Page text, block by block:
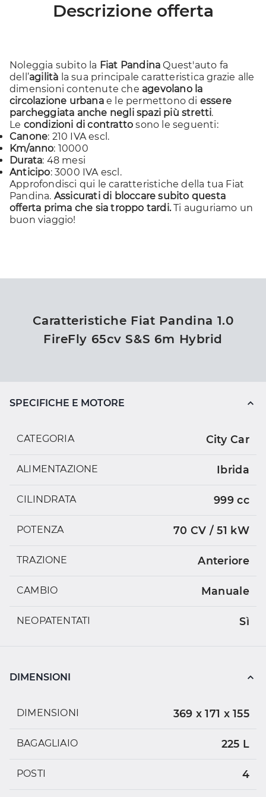
Descrizione offerta
Noleggia subito la Fiat Pandina Quest'auto fa
dell’agilità la sua principale caratteristica grazie alle
dimensioni contenute che agevolano la
circolazione urbanae le permettono di essere
parcheggiata anche negli spazi più stretti.
Le condizioni di contratto sono le seguenti:
Canone: 210 IVA escl.
Km/anno: 10000
Durata: 48 mesi
Anticipo: 3000 IVA escl.
Approfondisci qui le caratteristiche della tua Fiat
Pandina. Assicurati di bloccare subito questa
offerta prima che sia troppo tardi.Ti auguriamo un
buon viaggio!
Caratteristiche Fiat Pandina 1.0
FireFly 65cv S&S 6m Hybrid
SPECIFICHE E MOTORE
CATEGORIA City Car
ALIMENTAZIONE Ibrida
CILINDRATA 999 cc
POTENZA 70 CV / 51 kW
TRAZIONE Anteriore
CAMBIO Manuale
NEOPATENTATI Sì
DIMENSIONI
DIMENSIONI 369 x 171 x 155
BAGAGLIAIO 225 L
POSTI 4